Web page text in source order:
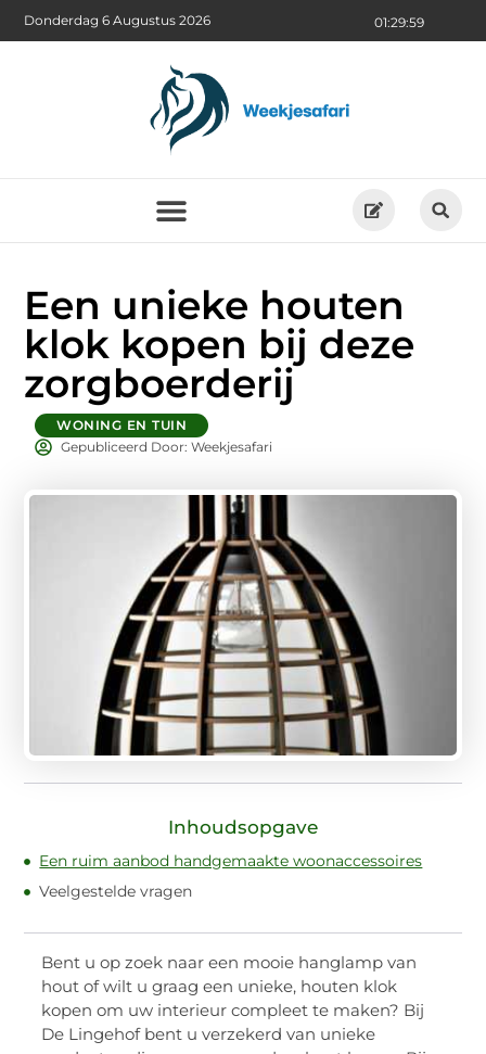
01:30:00
Donderdag 6 Augustus 2026
Een unieke houten
klok kopen bij deze
zorgboerderij
WONING EN TUIN
Gepubliceerd Door: Weekjesafari
Inhoudsopgave
Een ruim aanbod handgemaakte woonaccessoires
Veelgestelde vragen
Bent u op zoek naar een mooie hanglamp van
hout of wilt u graag een unieke, houten klok
kopen om uw interieur compleet te maken? Bij
De Lingehof bent u verzekerd van unieke